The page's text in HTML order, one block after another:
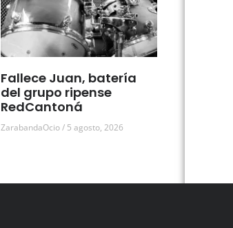
Fallece Juan, batería
del grupo ripense
RedCantoná
ZarabandaOcio 5 agosto, 2026